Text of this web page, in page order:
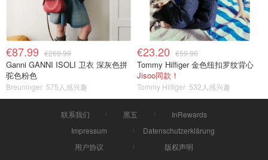
€87.99 €269.99
Ganni GANNI ISOLI 卫衣 深灰色拼
驼色粉色
Breuninger 575人感兴趣
€23.20 €59.90
Tommy Hilfiger 金色纽扣罗纹背心
Jisoo同款！
Tommy Hilfiger 532人感兴趣
联系我们 黑五
InRewards
Impressum
Datenschutzerklärung
用户协议
版权声明